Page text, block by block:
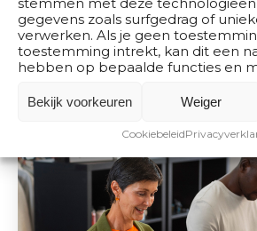
gegevens zoals surfgedrag of
verwerken. Als je geen
toestemming intrekt, kan dit een
hebben op bepaalde functies en
Weiger
Bekijk voorkeuren
Cookiebeleid
dan de helft van de 850.000
medewerkers in de